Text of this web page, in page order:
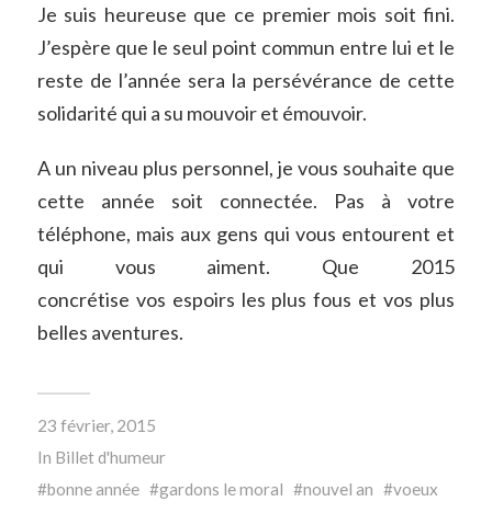
Je suis heureuse que ce premier mois soit fini.
J’espère que le seul point commun entre lui et le
reste de l’année sera la persévérance de cette
solidarité qui a su mouvoir et émouvoir.
A un niveau plus personnel, je vous souhaite que
cette année soit connectée. Pas à votre
téléphone, mais aux gens qui vous entourent et
qui vous aiment. Que 2015
concrétise vos espoirs les plus fous et vos plus
belles aventures.
23 février, 2015
In Billet d'humeur
bonne année
gardons le moral nouvel an voeux